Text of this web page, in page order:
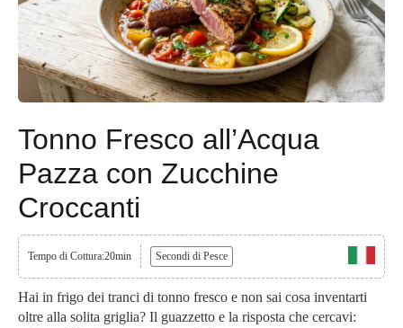
Tonno Fresco all’Acqua
Pazza con Zucchine
Croccanti
Tempo di Cottura:20min Secondi di Pesce
Hai in frigo dei tranci di tonno fresco e non sai cosa inventarti
oltre alla solita griglia? Il guazzetto e la risposta che cercavi: